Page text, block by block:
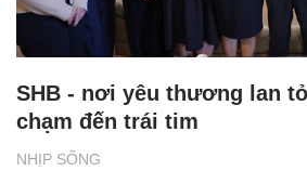
NHỊP SỐNG
SHB - nơi yêu thương lan
chạm đến trái tim